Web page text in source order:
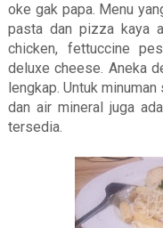
oke gak papa. Menu
pasta dan pizza kaya
chicken, fettuccine
deluxe cheese. Aneka
lengkap. Untuk
dan air mineral juga
tersedia.